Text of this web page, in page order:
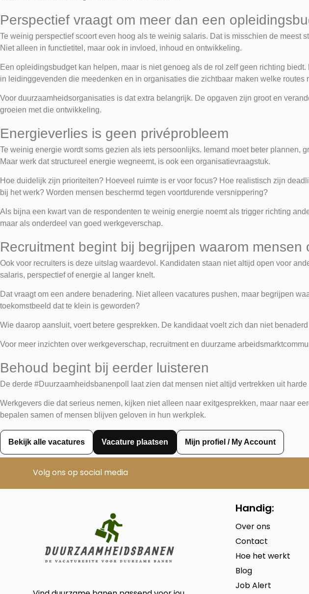
Perspectief vraagt om meer dan een
Te weinig perspectief scoort even hoog als te weinig salaris. Dat is misschien de
Niet alleen in functietitel, maar ook in invloed, inhoud en ontwikkeling.
Een opleidingsbudget kan helpen, maar is niet genoeg als de rol zelf geen richting
in leidinggevenden die meedenken en in organisaties die zichtbaar maken welke routes
Voor duurzaamheidsorganisaties is dat extra belangrijk. De opgaven zijn groot en
groeien met die ontwikkeling.
Energieverlies is geen privéprobleem
Te weinig energie wordt soms gezien als iets persoonlijks. Iemand moet beter
Maar werk dat structureel energie wegneemt, is ook een organisatievraagstuk.
Hoe duidelijk zijn prioriteiten? Hoeveel ruimte is er voor focus? Hoe realistisch zijn
bij het werk? Worden mensen beschermd tegen voortdurende versnippering?
Als bijna een kwart van de respondenten te weinig energie noemt als trigger richting
maar als onderdeel van goed werkgeverschap.
Recruitment begint bij begrijpen waarom mensen
Ook voor recruiters is deze uitslag waardevol. Kandidaten staan niet altijd open voor
salaris, perspectief of energie al langer knelt.
Dat vraagt om een andere benadering. Niet alleen vacatures pushen, maar begrijpen
toekomstbeeld dat te klein is geworden?
Wie daarop aansluit, voert betere gesprekken. De kandidaat voelt zich dan niet
Voor meer inzichten over werkgeverschap, recruitment en duurzame
Behoud begint bij eerder luisteren
De derde #Duurzaamheidsbanenpoll laat zien dat mensen niet altijd vertrekken uit
Werkgevers die dat serieus nemen, kijken niet alleen naar exitgesprekken, maar naar
bepalen samen of mensen blijven geloven in hun werkplek.
Bekijk alle vacatures Vacature plaatsen Mijn profiel / My Account
Volg ons op social media
Handig:
Over ons
Contact
Hoe het werkt
Blog
Job Alert